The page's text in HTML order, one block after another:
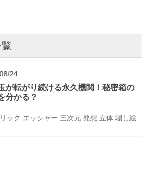
24
が転がり続ける永久機関！秘密箱の
分かる？
ック エッシャー 三次元 発想 立体 騙し絵